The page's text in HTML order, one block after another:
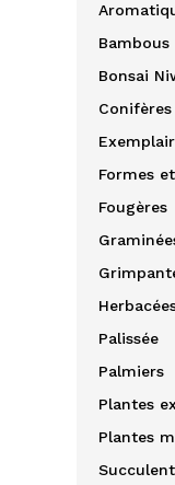
Bambous
Bonsai
Conifères
Formes
Fougères
Palissée
Palmiers
Plantes
Plantes